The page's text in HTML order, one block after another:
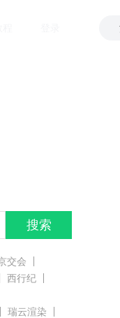
搜索
交会
西行纪
瑞云渲染